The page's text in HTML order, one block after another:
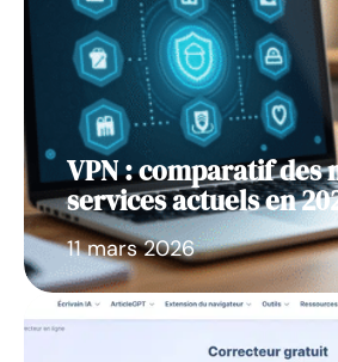
VPN : comparatif des
services actuels en
11 mars 2026